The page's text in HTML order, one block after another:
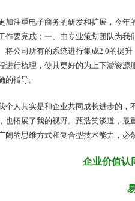
加注重电子商务的研发和扩展，今
作要完成：一、由专业策划团队为
将公司所有的系统进行集成2.0的提
进行梳理，使其更好的为上下游资
的指导。
个人其实是和企业共同成长进步的
也拓展了我的视野。甄浩笑谈道，
阔的思维方式和复合型技术能力，必
企业价值认